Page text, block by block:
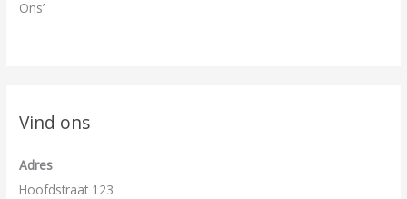
Ons’
Vind ons
Adres
Hoofdstraat 123